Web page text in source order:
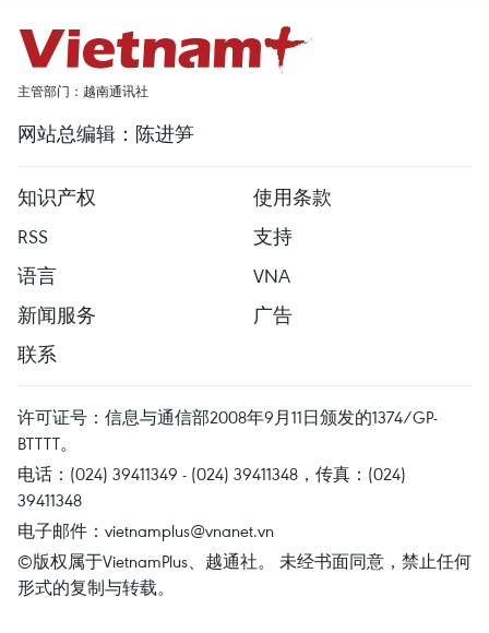
主管部门：越南通讯社
网站总编辑：陈进笋
知识产权
使用条款
RSS
支持
语言
VNA
新闻服务
广告
联系
许可证号：信息与通信部2008年9月11日颁发的1374/GP-
BTTTT。
电话：(024) 39411349 - (024) 39411348，传真：(024)
39411348
电子邮件： vietnamplus@vnanet.vn
©版权属于VietnamPlus、越通社。 未经书面同意，禁止任何
形式的复制与转载。